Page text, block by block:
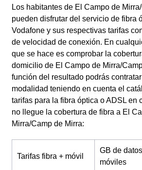
Los habitantes de El Campo de
pueden disfrutar del servicio de fibra
Vodafone y sus respectivas tarifas
de velocidad de conexión. En
que se hace es comprobar la
domicilio de El Campo de Mirra/
función del resultado podrás
modalidad teniendo en cuenta el
tarifas para la fibra óptica o ADSL en
no llegue la cobertura de fibra a El
Mirra/Camp de Mirra:
Tarifas fibra + móvil
GB de datos
móviles